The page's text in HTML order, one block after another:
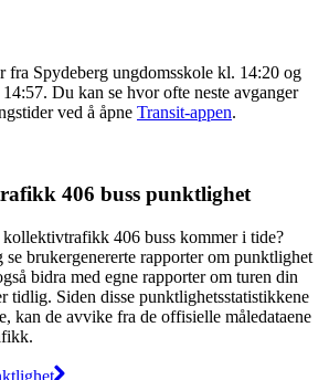
fra Spydeberg ungdomsskole kl. 14:20 og
Du kan se hvor ofte neste avganger
ved å åpne Transit-appen.
406 buss punktlighet
406 buss kommer i tide?
se brukergenererte rapporter om punktlighet
bidra med egne rapporter om turen din
tidlig. Siden disse punktlighetsstatistikkene
kan de avvike fra de offisielle måledataene